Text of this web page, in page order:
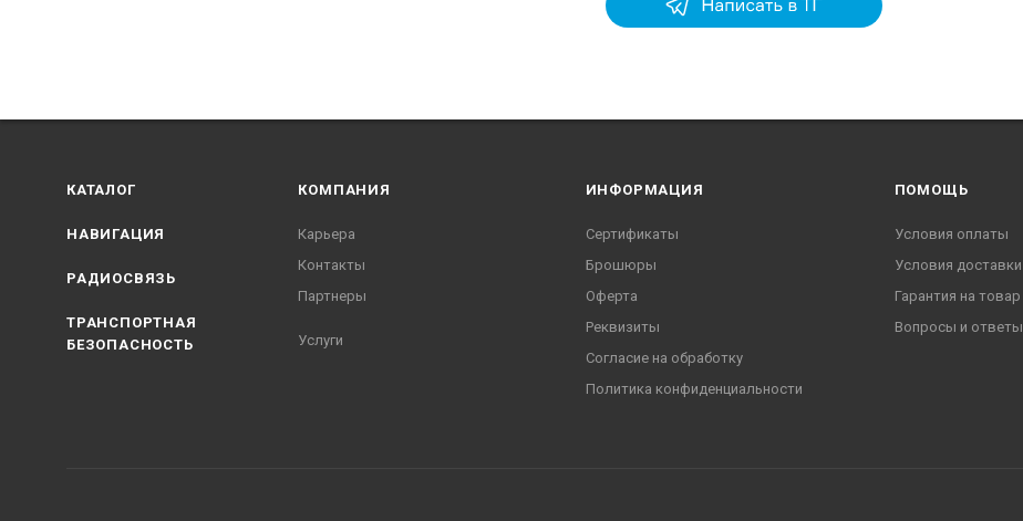
КАТАЛОГ
НАВИГАЦИЯ
РАДИОСВЯЗЬ
ТРАНСПОРТНАЯ
БЕЗОПАСНОСТЬ
КОМПАНИЯ
Карьера
Контакты
Партнеры
Услуги
ИНФОРМАЦИЯ
Сертификаты
Брошюры
Оферта
Реквизиты
Согласие на обработку
Политика конфиденциальности
ПОМОЩЬ
Условия оплаты
Условия доставки
Гарантия на товар
Вопросы и ответы